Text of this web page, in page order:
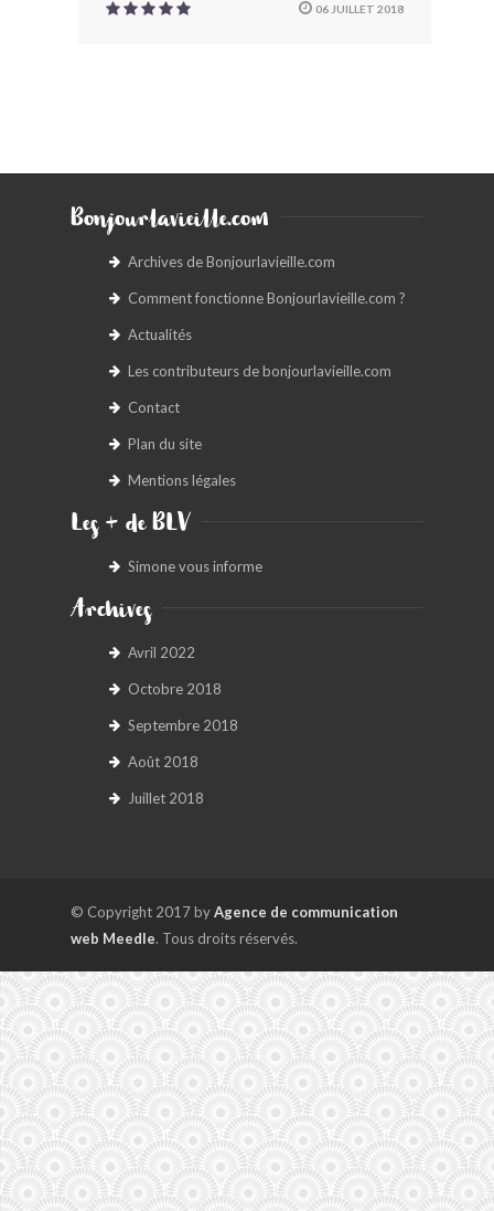
06 JUILLET 2018
Bonjourlavieille.com
Archives de Bonjourlavieille.com
Comment fonctionne Bonjourlavieille.com ?
Actualités
Les contributeurs de bonjourlavieille.com
Contact
Plan du site
Mentions légales
Les + de BLV
Simone vous informe
Archives
Avril 2022
Octobre 2018
Septembre 2018
Août 2018
Juillet 2018
© Copyright 2017 byAgence de communication
web Meedle. Tous droits réservés.